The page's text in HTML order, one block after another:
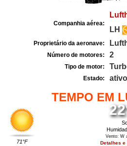
Companhia aérea:
LH
Proprietário da aeronave:
Número de motores: 2
Tipo de motor:
Estado: ativo
TEMPO EM
71°F
Vento: W
Detalhes